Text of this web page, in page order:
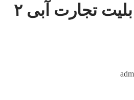
دست دادن قابلیت تجارت آبی ۲